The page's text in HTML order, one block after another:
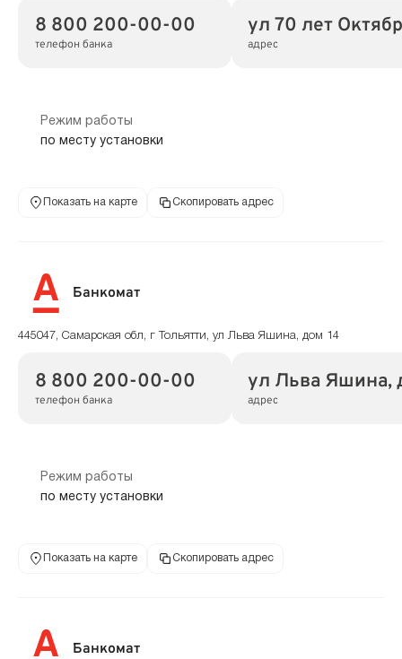
8 800 200-00-00
телефон банка
ул 70 лет
адрес
Режим работы
по месту установки
Показать на карте Скопировать адрес
Банкомат
445047, Самарская обл, г Тольятти, ул Льва Яшина, дом 14
8 800 200-00-00
телефон банка
ул Льва Яшина,
адрес
Режим работы
по месту установки
Показать на карте Скопировать адрес
Банкомат